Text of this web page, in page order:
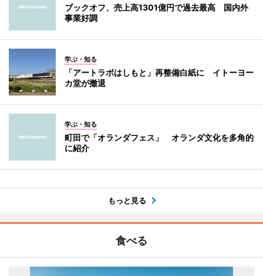
ブックオフ、売上高1301億円で過去最高 国内外
事業好調
学ぶ・知る
「アートラボはしもと」再整備白紙に イトーヨー
カ堂が撤退
学ぶ・知る
町田で「オランダフェス」 オランダ文化を多角的
に紹介
もっと見る
食べる